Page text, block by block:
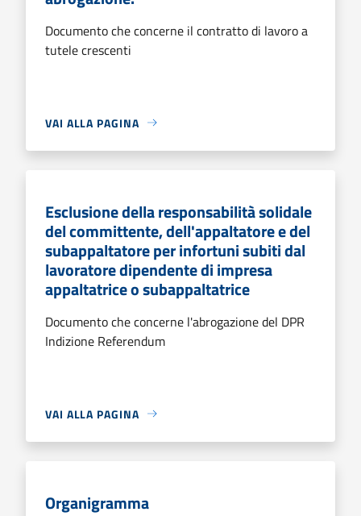
Documento che concerne il contratto di lavoro a
tutele crescenti
VAI ALLA PAGINA
Esclusione della responsabilità solidale
del committente, dell'appaltatore e del
subappaltatore per infortuni subiti dal
lavoratore dipendente di impresa
appaltatrice o subappaltatrice
Documento che concerne l'abrogazione del DPR
Indizione Referendum
VAI ALLA PAGINA
Organigramma